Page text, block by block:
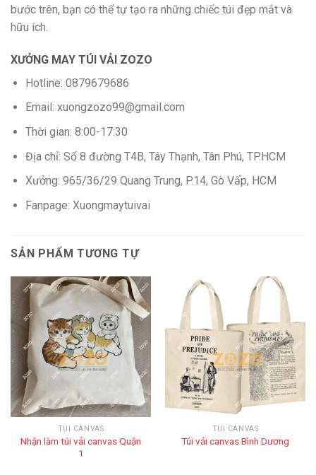
bước trên, bạn có thể tự tạo ra những chiếc túi đẹp mắt và
hữu ích.
XƯỞNG MAY TÚI VẢI ZOZO
Hotline: 0879679686
Email: xuongzozo99@gmail.com
Thời gian: 8:00-17:30
Địa chỉ: Số 8 đường T4B, Tây Thạnh, Tân Phú, TP.HCM
Xưởng: 965/36/29 Quang Trung, P.14, Gò Vấp, HCM
Fanpage: Xuongmaytuivai
SẢN PHẨM TƯƠNG TỰ
TÚI CANVAS
Nhận làm túi vải canvas Quận
1
TÚI CANVAS
Túi vải canvas Bình Dương